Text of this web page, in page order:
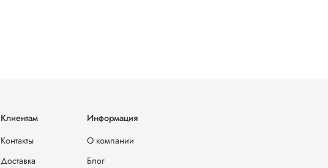
Клиентам
Контакты
Доставка
Информация
О компании
Блог